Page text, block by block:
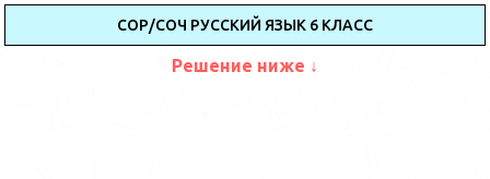
СОР/СОЧ РУССКИЙ ЯЗЫК 6 КЛАСС
Решение ниже ↓